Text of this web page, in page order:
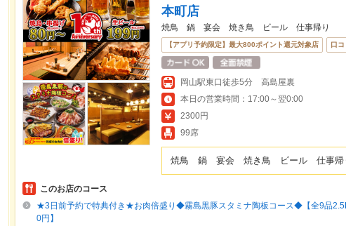
本町店
焼鳥 鍋 宴会 焼き鳥 ビール 仕事帰り
【アプリ予約限定】最大800ポイント還元対象店 口
岡山駅東口徒歩5分 高島屋裏
本日の営業時間：17:00～翌0:00
2300円
99席
焼鳥 鍋 宴会 焼き鳥 ビール 仕事帰
このお店のコース
★3日前予約で特典付き★お肉倍盛り◆霧島黒豚スタミナ陶板コース◆【全9品
0円】